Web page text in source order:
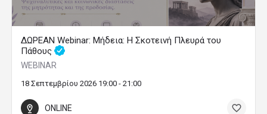
ΔΩΡΕΑΝ Webinar: Μήδεια: Η Σκοτεινή Πλευρά του
Πάθους
WEBINAR
18 Σεπτεμβρίου 2026 19:00 - 21:00
ONLINE